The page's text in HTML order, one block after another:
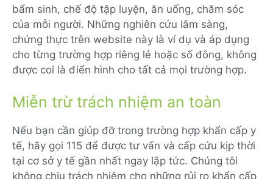
bẩm sinh, chế độ tập luyện, ăn uống, chăm sóc
của mỗi người. Những nghiên cứu lâm sàng,
chứng thực trên website này là ví dụ và áp dụng
cho từng trường hợp riêng lẻ hoặc số đông, không
được coi là điển hình cho tất cả mọi trường hợp.
Miễn trừ trách nhiệm an toàn
Nếu bạn cần giúp đỡ trong trường hợp khẩn cấp y
tế, hãy gọi 115 để được tư vấn và cấp cứu kịp thời
tại cơ sở y tế gần nhất ngay lập tức. Chúng tôi
không chịu trách nhiệm cho những rủi ro khẩn cấp